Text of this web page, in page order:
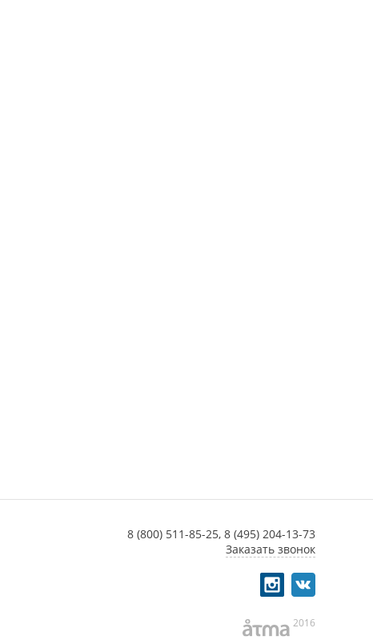
8 (800) 511-85-25, 8 (495) 204-13-73
Заказать звонок
2016